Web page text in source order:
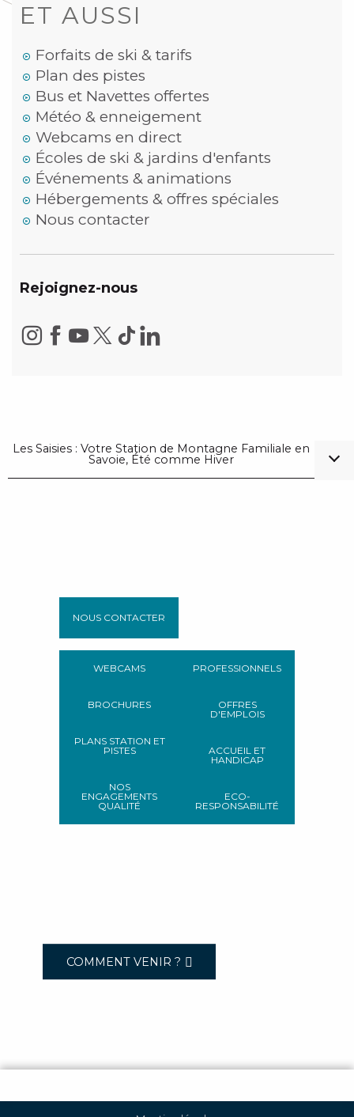
ET AUSSI
Forfaits de ski & tarifs
Plan des pistes
Bus et Navettes offertes
Météo & enneigement
Webcams en direct
Écoles de ski & jardins d'enfants
Événements & animations
Hébergements & offres spéciales
Nous contacter
Rejoignez-nous
Les Saisies : Votre Station de Montagne Familiale en
Savoie, Été comme Hiver
NOUS CONTACTER
WEBCAMS
BROCHURES
PLANS STATION ET
PISTES
NOS
ENGAGEMENTS
QUALITÉ
PROFESSIONNELS
OFFRES
D'EMPLOIS
ACCUEIL ET
HANDICAP
ECO-
RESPONSABILITÉ
COMMENT VENIR ?